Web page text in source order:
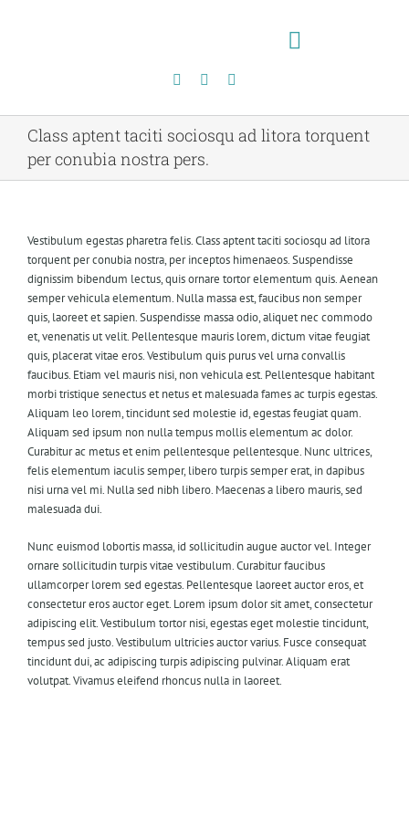
Toggle
Class aptent taciti sociosqu ad litora torquent
per conubia nostra pers.
Vestibulum egestas pharetra felis. Class aptent taciti sociosqu ad litora
torquent per conubia nostra, per inceptos himenaeos. Suspendisse
dignissim bibendum lectus, quis ornare tortor elementum quis. Aenean
semper vehicula elementum. Nulla massa est, faucibus non semper
quis, laoreet et sapien. Suspendisse massa odio, aliquet nec commodo
et, venenatis ut velit. Pellentesque mauris lorem, dictum vitae feugiat
quis, placerat vitae eros. Vestibulum quis purus vel urna convallis
faucibus. Etiam vel mauris nisi, non vehicula est. Pellentesque habitant
morbi tristique senectus et netus et malesuada fames ac turpis egestas.
Aliquam leo lorem, tincidunt sed molestie id, egestas feugiat quam.
Aliquam sed ipsum non nulla tempus mollis elementum ac dolor.
Curabitur ac metus et enim pellentesque pellentesque. Nunc ultrices,
felis elementum iaculis semper, libero turpis semper erat, in dapibus
nisi urna vel mi. Nulla sed nibh libero. Maecenas a libero mauris, sed
malesuada dui.
Nunc euismod lobortis massa, id sollicitudin augue auctor vel. Integer
ornare sollicitudin turpis vitae vestibulum. Curabitur faucibus
ullamcorper lorem sed egestas. Pellentesque laoreet auctor eros, et
consectetur eros auctor eget. Lorem ipsum dolor sit amet, consectetur
adipiscing elit. Vestibulum tortor nisi, egestas eget molestie tincidunt,
tempus sed justo. Vestibulum ultricies auctor varius. Fusce consequat
tincidunt dui, ac adipiscing turpis adipiscing pulvinar. Aliquam erat
volutpat. Vivamus eleifend rhoncus nulla in laoreet.